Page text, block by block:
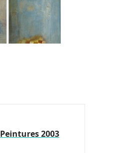
Peintures 2003